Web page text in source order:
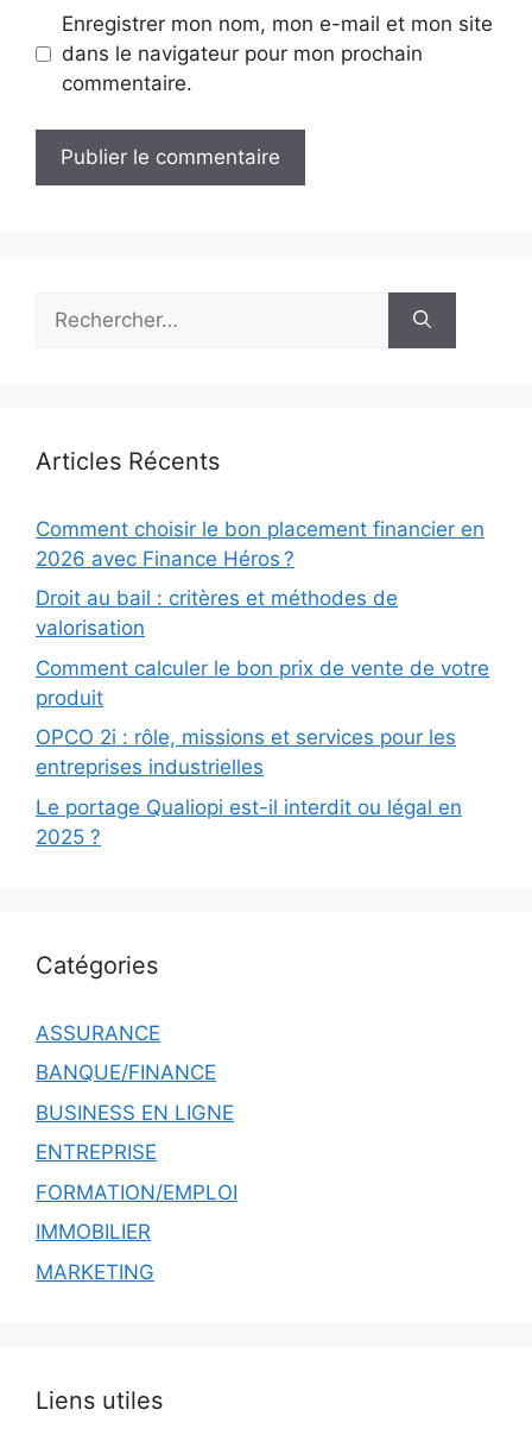
Enregistrer mon nom, mon e-mail et mon site
dans le navigateur pour mon prochain
commentaire.
Articles Récents
Comment choisir le bon placement financier en
2026 avec Finance Héros ?
Droit au bail : critères et méthodes de
valorisation
Comment calculer le bon prix de vente de votre
produit
OPCO 2i : rôle, missions et services pour les
entreprises industrielles
Le portage Qualiopi est-il interdit ou légal en
2025 ?
Catégories
ASSURANCE
BANQUE/FINANCE
BUSINESS EN LIGNE
ENTREPRISE
FORMATION/EMPLOI
IMMOBILIER
MARKETING
Liens utiles